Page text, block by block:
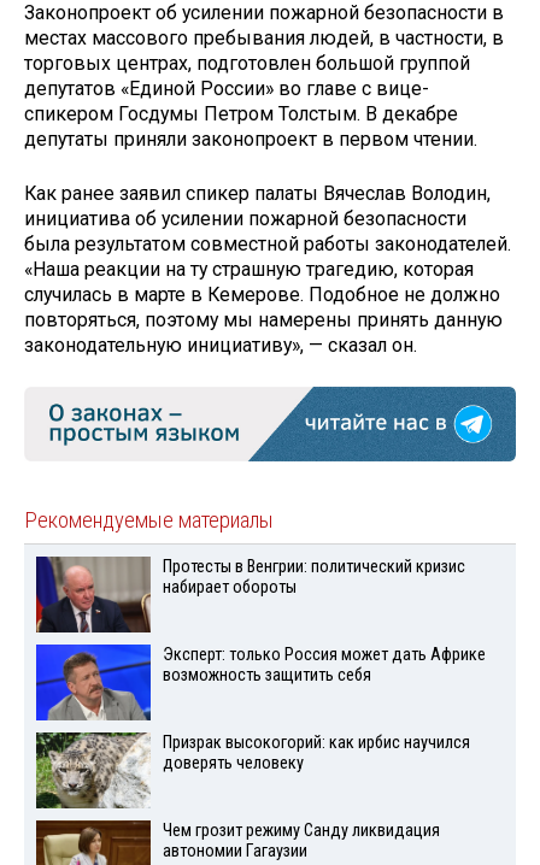
Законопроект об усилении пожарной безопасности в
местах массового пребывания людей, в частности, в
торговых центрах, подготовлен большой группой
депутатов «Единой России» во главе с вице-
спикером Госдумы Петром Толстым. В декабре
депутаты приняли законопроект в первом чтении.
Как ранее заявил спикер палаты Вячеслав Володин,
инициатива об усилении пожарной безопасности
была результатом совместной работы законодателей.
«Наша реакции на ту страшную трагедию, которая
случилась в марте в Кемерове. Подобное не должно
повторяться, поэтому мы намерены принять данную
законодательную инициативу», — сказал он.
Рекомендуемые материалы
Протесты в Венгрии: политический кризис
набирает обороты
Эксперт: только Россия может дать Африке
возможность защитить себя
Призрак высокогорий: как ирбис научился
доверять человеку
Чем грозит режиму Санду ликвидация
автономии Гагаузии